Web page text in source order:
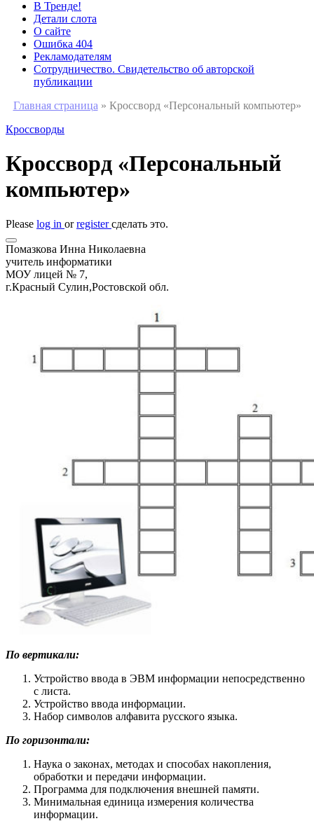
В Тренде!
Детали слота
О сайте
Ошибка 404
Рекламодателям
Сотрудничество. Свидетельство об авторской
публикации
Главная страница » Кроссворд «Персональный компьютер»
Кроссворды
Кроссворд «Персональный
компьютер»
Please log in orregisterсделать это.
Помазкова Инна Николаевна
учитель информатики
МОУ лицей № 7,
г.Красный Сулин,Ростовской обл.
По вертикали:
Устройство ввода в ЭВМ информации непосредственно
с листа.
Устройство ввода информации.
Набор символов алфавита русского языка.
По горизонтали:
Наука о законах, методах и способах накопления,
обработки и передачи информации.
Программа для подключения внешней памяти.
Минимальная единица измерения количества
информации.